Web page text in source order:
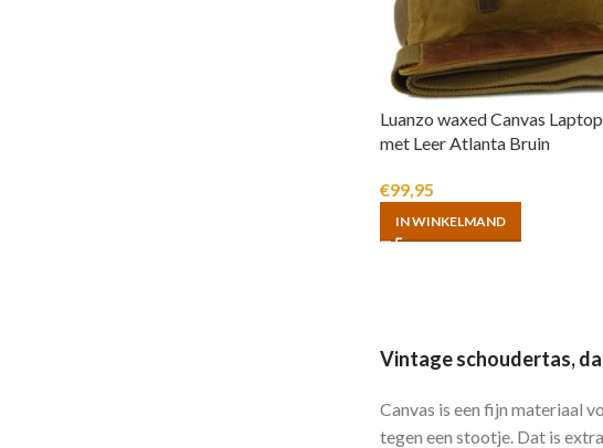
Luanzo waxed Canvas
met Leer Atlanta Bruin
€99,95
IN WINKELMAND
Vintage schoudertas,
Canvas is een fijn materiaal
tegen een stootje. Dat is